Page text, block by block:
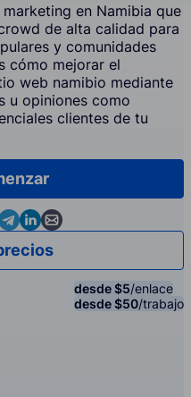
en Namibia que
de alta calidad para
y comunidades
cómo mejorar el
web namibio mediante
u opiniones como
clientes de tu
us in Messenger
us in WhatsApp
us in Telegram
Contact us in Linkedin
Contact us by email
desde $5/enlace
desde $50/trabajo